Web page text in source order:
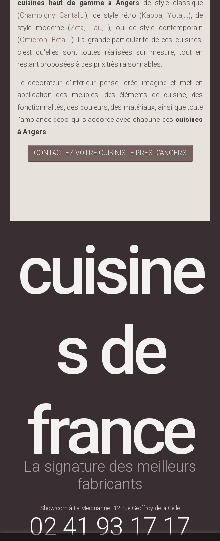
cuisines haut de gamme à Angers de style classique
(Champigny, Cantal ,...), de style rétro (Kappa Yota ,...), de
style moderne (Zeta ,Tau ,...), ou de style contemporain
(Omicron Beta ,...). La grande particularité de ces cuisines,
c'est qu'elles sont toutes réalisées sur mesure, tout en
restant proposées à des prix très raisonnables.
Le décorateur d'intérieur pense, crée, imagine et met en
application des meubles, des éléments de cuisine, des
fonctionnalités, des couleurs, des matériaux, ainsi que toute
l'ambiance déco qui s'accorde avec chacune des cuisines
à Angers
CONTACTEZ VOTRE CUISINISTE PRÈS D'ANGERS
cuisine
s de
france
La signature des meilleurs
fabricants
Showroom à La Meignanne - 12 rue Geoffroy de la Celle
02 41 93 17 17